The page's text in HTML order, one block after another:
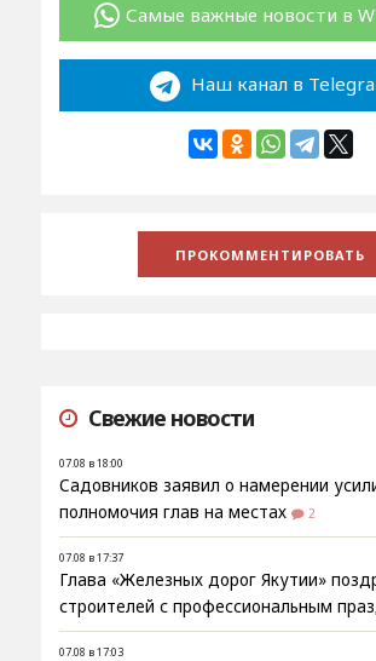
Самые важные новости в
Наш канал в
Свежие новости
07.08 в 18:00
Садовников заявил о намерении
полномочия глав на местах
2
07.08 в 17:37
Глава «Железных дорог Якутии»
строителей с профессиональным
07.08 в 17:03